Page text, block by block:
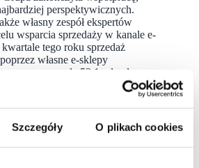
Szczegóły O plikach cookies
perspektywicznych.
własny zespół ekspertów
wsparcia sprzedaży w kanale e-
tego roku sprzedaż
własne e-sklepy
wygenerowała 53,1 mln zł
za 57% łącznej sprzedaży.
100 sklepów
się sprzedażą ekskluzywnej
i odzieży oraz luksusowych
Budowana od ponad 30